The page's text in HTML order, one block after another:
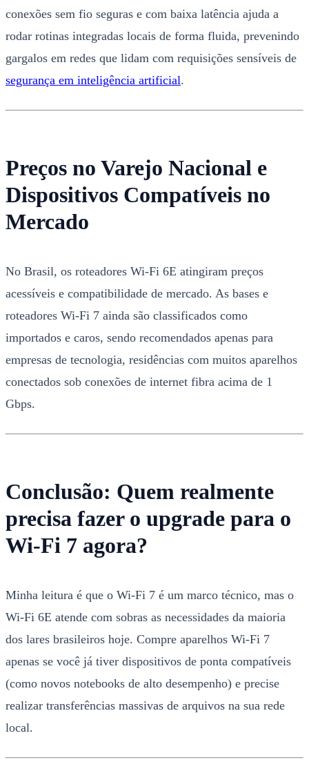
conexões sem fio seguras e com baixa latência ajuda a
rodar rotinas integradas locais de forma fluida, prevenindo
gargalos em redes que lidam com requisições sensíveis de
segurança em inteligência artificial.
Preços no Varejo Nacional e
Dispositivos Compatíveis no
Mercado
No Brasil, os roteadores Wi-Fi 6E atingiram preços
acessíveis e compatibilidade de mercado. As bases e
roteadores Wi-Fi 7 ainda são classificados como
importados e caros, sendo recomendados apenas para
empresas de tecnologia, residências com muitos aparelhos
conectados sob conexões de internet fibra acima de 1
Gbps.
Conclusão: Quem realmente
precisa fazer o upgrade para o
Wi-Fi 7 agora?
Minha leitura é que o Wi-Fi 7 é um marco técnico, mas o
Wi-Fi 6E atende com sobras as necessidades da maioria
dos lares brasileiros hoje. Compre aparelhos Wi-Fi 7
apenas se você já tiver dispositivos de ponta compatíveis
(como novos notebooks de alto desempenho) e precise
realizar transferências massivas de arquivos na sua rede
local.